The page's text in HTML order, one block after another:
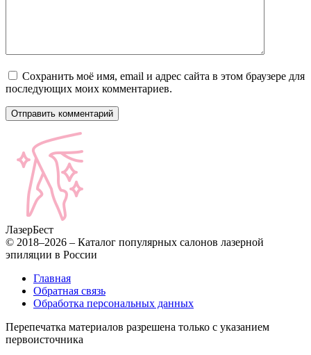
Сохранить моё имя, email и адрес сайта в этом браузере для
последующих моих комментариев.
ЛазерБест
© 2018–2026 – Каталог популярных салонов лазерной
эпиляции в России
Главная
Обратная связь
Обработка персональных данных
Перепечатка материалов разрешена только с указанием
первоисточника